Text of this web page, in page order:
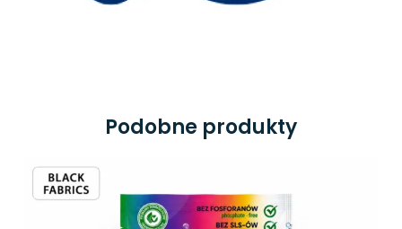
Podobne produkty